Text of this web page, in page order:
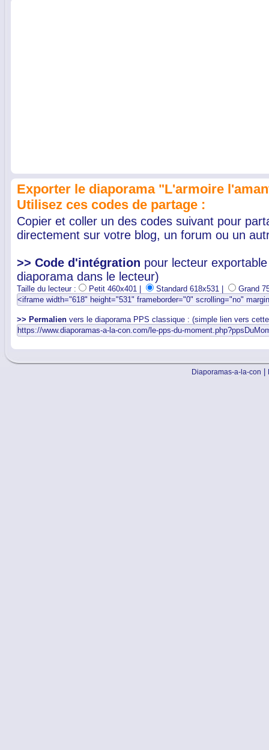
Exporter le diaporama "L'armoire
Utilisez ces codes de partage :
Copier et coller un des codes suivant pour
directement sur votre blog, un forum ou un
>> Code d'intégration pour lecteur
diaporama dans le lecteur)
Taille du lecteur : Petit 460x401 | Standard 618x531 | Grand
>> Permalien vers le diaporama PPS classique : (simple lien vers
Diaporamas-a-la-con